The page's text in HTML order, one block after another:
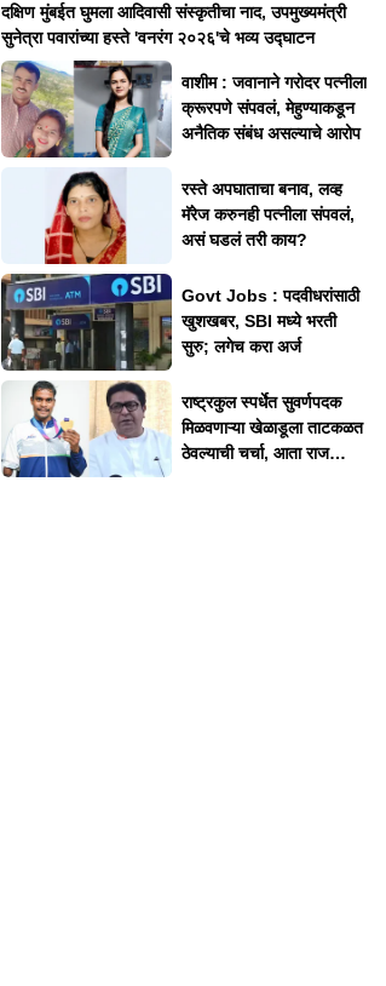
दक्षिण मुंबईत घुमला आदिवासी संस्कृतीचा नाद, उपमुख्यमंत्री
सुनेत्रा पवारांच्या हस्ते 'वनरंग २०२६'चे भव्य उद्घाटन
वाशीम : जवानाने गरोदर पत्नीला
क्रूरपणे संपवलं, मेहुण्याकडून
अनैतिक संबंध असल्याचे आरोप
रस्ते अपघाताचा बनाव, लव्ह
मॅरेज करुनही पत्नीला संपवलं,
असं घडलं तरी काय?
Govt Jobs : पदवीधरांसाठी
खुशखबर, SBI मध्ये भरती
सुरु; लगेच करा अर्ज
राष्ट्रकुल स्पर्धेत सुवर्णपदक
मिळवणाऱ्या खेळाडूला ताटकळत
ठेवल्याची चर्चा, आता राज